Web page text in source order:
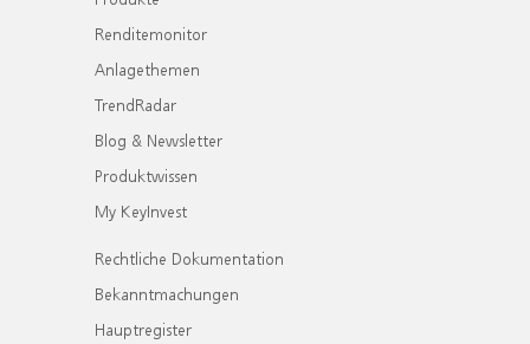
Renditemonitor
Anlagethemen
TrendRadar
Blog & Newsletter
Produktwissen
My KeyInvest
Rechtliche Dokumentation
Bekanntmachungen
Hauptregister